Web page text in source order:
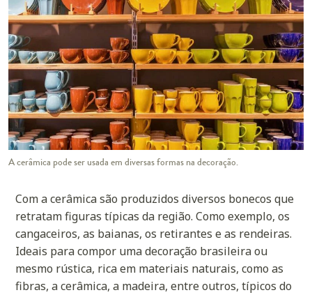
A cerâmica pode ser usada em diversas formas na decoração.
Com a cerâmica são produzidos diversos bonecos que
retratam figuras típicas da região. Como exemplo, os
cangaceiros, as baianas, os retirantes e as rendeiras.
Ideais para compor uma decoração brasileira ou
mesmo rústica, rica em materiais naturais, como as
fibras, a cerâmica, a madeira, entre outros, típicos do